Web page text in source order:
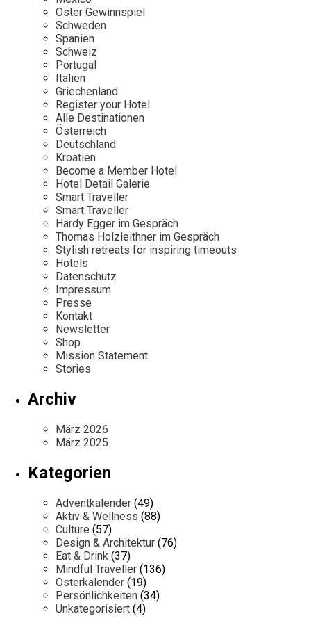
Mexico
Niederlande
Österreich
Portugal
Schweden
Spanien
Schweiz
Persönlichkeiten
Our Story
Career
Kontakt
Impressum
Oster Gewinnspiel
Schweden
Spanien
Schweiz
Portugal
Italien
Griechenland
Register your Hotel
Alle Destinationen
Österreich
Deutschland
Kroatien
Become a Member Hotel
Hotel Detail Galerie
Smart Traveller
Smart Traveller
Hardy Egger im Gespräch
Thomas Holzleithner im Gespräch
Stylish retreats for inspiring timeouts
Hotels
Datenschutz
Impressum
Presse
Kontakt
Newsletter
Shop
Mission Statement
Stories
Archiv
März 2026
März 2025
Kategorien
Adventkalender (49)
Aktiv & Wellness (88)
Culture (57)
Design & Architektur (76)
Eat & Drink (37)
Mindful Traveller (136)
Osterkalender (19)
Persönlichkeiten (34)
Unkategorisiert (4)